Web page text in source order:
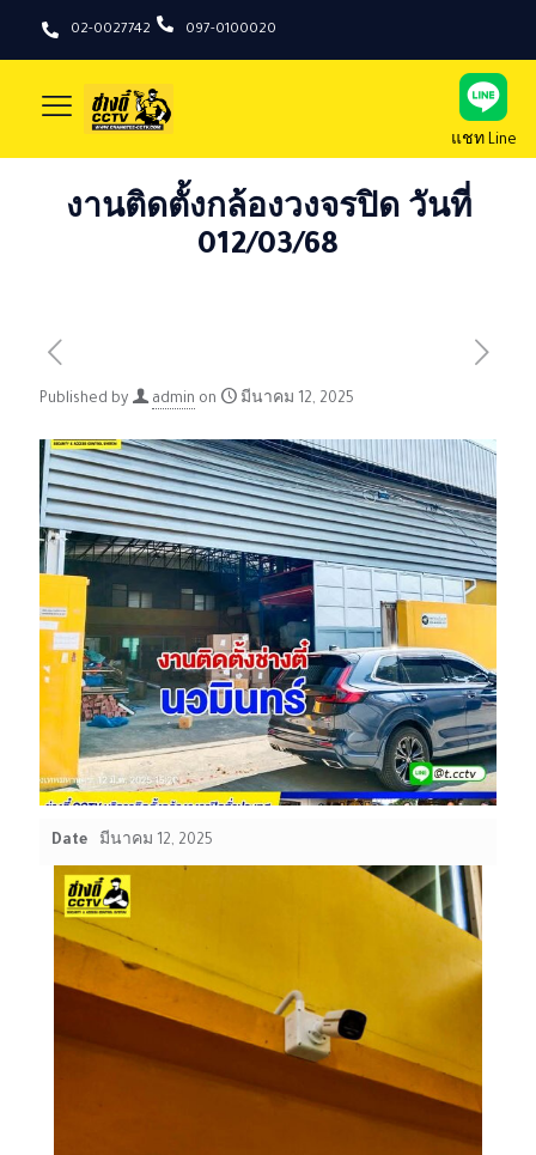
02-0027742 097-0100020
แชท Line
งานติดตั้งกล้องวงจรปิด วันที่
012/03/68
Published by admin on มีนาคม 12, 2025
Date มีนาคม 12, 2025